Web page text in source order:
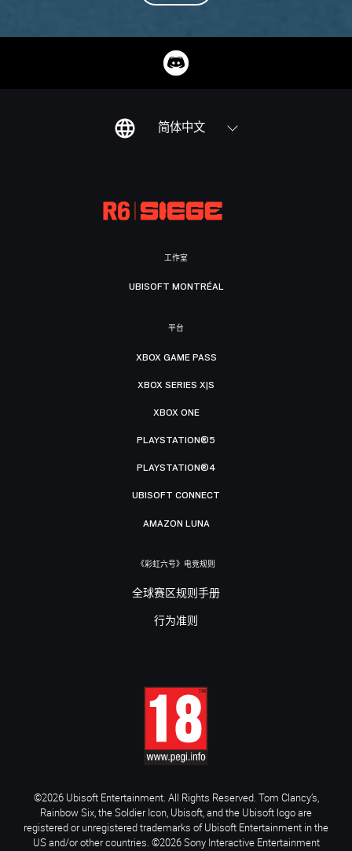
简体中文
工作室
UBISOFT MONTRÉAL
平台
XBOX GAME PASS
XBOX SERIES X|S
XBOX ONE
PLAYSTATION®5
PLAYSTATION®4
UBISOFT CONNECT
AMAZON LUNA
《彩虹六号》电竞规则
全球赛区规则手册
行为准则
©2026 Ubisoft Entertainment. All Rights Reserved. Tom Clancy’s,
Rainbow Six, the Soldier Icon, Ubisoft, and the Ubisoft logo are
registered or unregistered trademarks of Ubisoft Entertainment in the
US and/or other countries. ©2026 Sony Interactive Entertainment